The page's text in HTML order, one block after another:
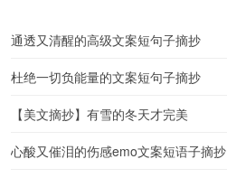
通透又清醒的高级文案短句子摘抄
杜绝一切负能量的文案短句子摘抄
【美文摘抄】有雪的冬天才完美
心酸又催泪的伤感emo文案短语子摘抄